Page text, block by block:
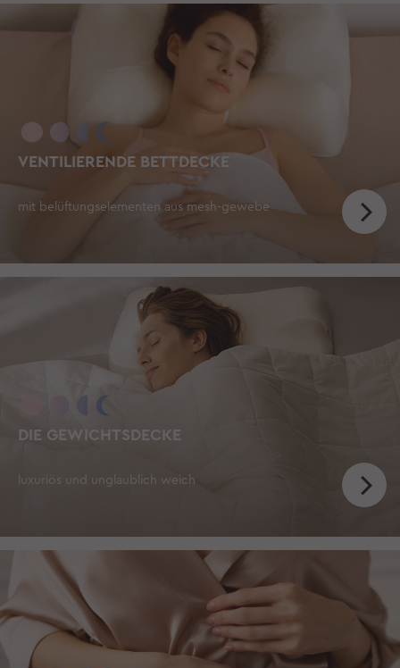
VENTILIERENDE BETTDECKE
mit belüftungselementen aus mesh-gewebe
DIE GEWICHTSDECKE
luxuriös und unglaublich weich